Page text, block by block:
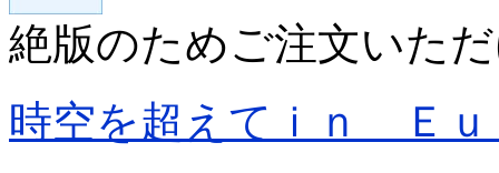
絶版のためご注文いた
時空を超えてｉｎ Ｅｕ